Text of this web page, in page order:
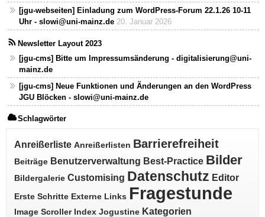
[jgu-webseiten] Einladung zum WordPress-Forum 22.1.26 10-11
Uhr - slowi@uni-mainz.de 20. Januar 2026
Newsletter Layout 2023
[jgu-cms] Bitte um Impressumsänderung - digitalisierung@uni-
mainz.de
[jgu-cms] Neue Funktionen und Änderungen an den WordPress
JGU Blöcken - slowi@uni-mainz.de
Schlagwörter
Anreißerliste Anreißerlisten Barrierefreiheit
Beiträge Benutzerverwaltung Best-Practice Bilder
Bildergalerie Customising Datenschutz Editor
Erste Schritte Externe Links Fragestunde
Image Scroller Index Jogustine Kategorien